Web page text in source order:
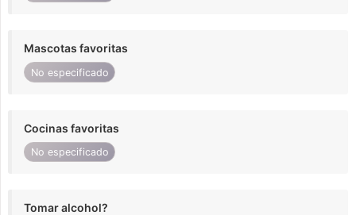
Mascotas favoritas
No especificado
Cocinas favoritas
No especificado
Tomar alcohol?